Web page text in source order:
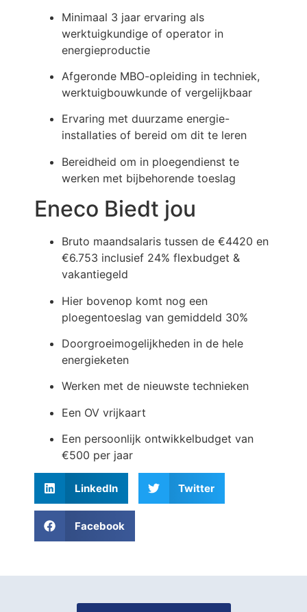
Minimaal 3 jaar ervaring als
werktuigkundige of operator in
energieproductie
Afgeronde MBO-opleiding in techniek,
werktuigbouwkunde of vergelijkbaar
Ervaring met duurzame energie-
installaties of bereid om dit te leren
Bereidheid om in ploegendienst te
werken met bijbehorende toeslag
Eneco Biedt jou
Bruto maandsalaris tussen de €4420 en
€6.753 inclusief 24% flexbudget &
vakantiegeld
Hier bovenop komt nog een
ploegentoeslag van gemiddeld 30%
Doorgroeimogelijkheden in de hele
energieketen
Werken met de nieuwste technieken
Een OV vrijkaart
Een persoonlijk ontwikkelbudget van
€500 per jaar
LinkedIn Twitter
Facebook